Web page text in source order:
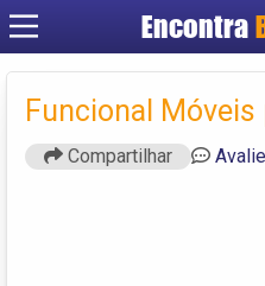
Encontra
Funcional
Compartilhar